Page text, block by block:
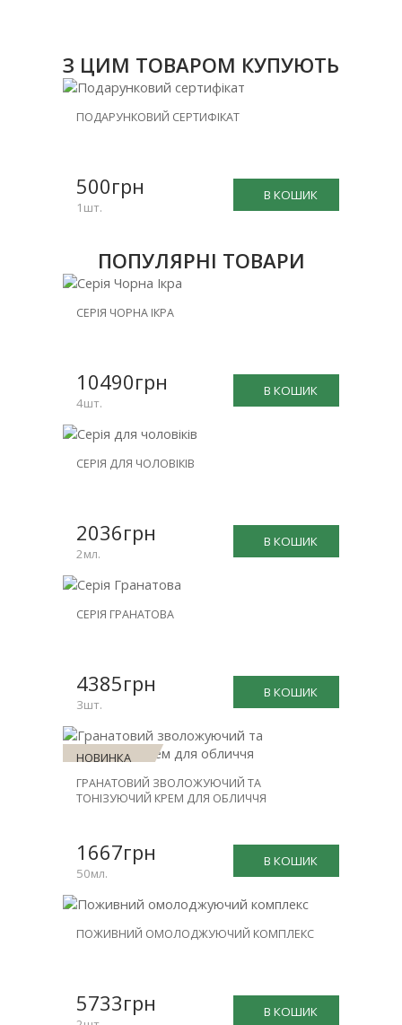
З ЦИМ ТОВАРОМ КУПУЮТЬ
ПОДАРУНКОВИЙ СЕРТИФІКАТ
В КОШИК
500грн
1шт.
ПОПУЛЯРНІ ТОВАРИ
НОВИНКА
-25%
СЕРІЯ ЧОРНА ІКРА
В КОШИК
10490грн
4шт.
НОВИНКА
-15%
СЕРІЯ ДЛЯ ЧОЛОВІКІВ
В КОШИК
2036грн
2мл.
НОВИНКА
-20%
СЕРІЯ ГРАНАТОВА
В КОШИК
4385грн
3шт.
НОВИНКА
ГРАНАТОВИЙ ЗВОЛОЖУЮЧИЙ ТА
ТОНІЗУЮЧИЙ КРЕМ ДЛЯ ОБЛИЧЧЯ
В КОШИК
1667грн
50мл.
НОВИНКА
-31%
ПОЖИВНИЙ ОМОЛОДЖУЮЧИЙ КОМПЛЕКС
В КОШИК
5733грн